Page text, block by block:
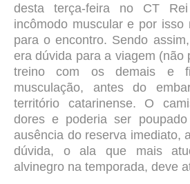
desta terça-feira no CT
incômodo muscular e por isso
para o encontro. Sendo
era dúvida para a viagem (não
treino com os demais e
musculação, antes do
território catarinense. O
dores e poderia ser
ausência do reserva imediato,
dúvida, o ala que mais
alvinegro na temporada, deve